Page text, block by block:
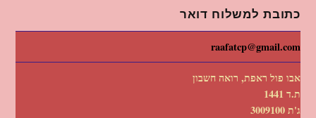
כתובת למשלוח דואר
raafatcp@gmail.com
אבו פול ראפת, רואה חשבון
ת.ד 1441
ג'ת 3009100